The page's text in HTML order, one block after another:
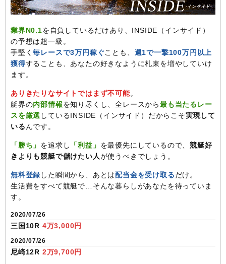
業界N0.1を自負しているだけあり、INSIDE（インサイド）
の予想は超一級。
手堅く毎レースで3万円稼ぐことも、 週1で一撃100万円以上
獲得することも、あなたの好きなように札束を増やしていけ
ます。
ありきたりなサイトではまず不可能。
艇界の内部情報を知り尽くし、全レースから最も当たるレー
スを厳選 しているINSIDE（インサイド）だからこそ実現して
いる んです。
「勝ち」 を追求し 「利益」 を最優先にしているので、競艇好
きよりも競艇で儲けたい人が使うべきでしょう。
無料登録 した瞬間から、あとは配当金を受け取るだけ。
生活費をすべて競艇で…そんな暮らしがあなたを待っていま
す。
2020/07/26
三国10R 4万3,000円
2020/07/26
尼崎12R 2万9,700円